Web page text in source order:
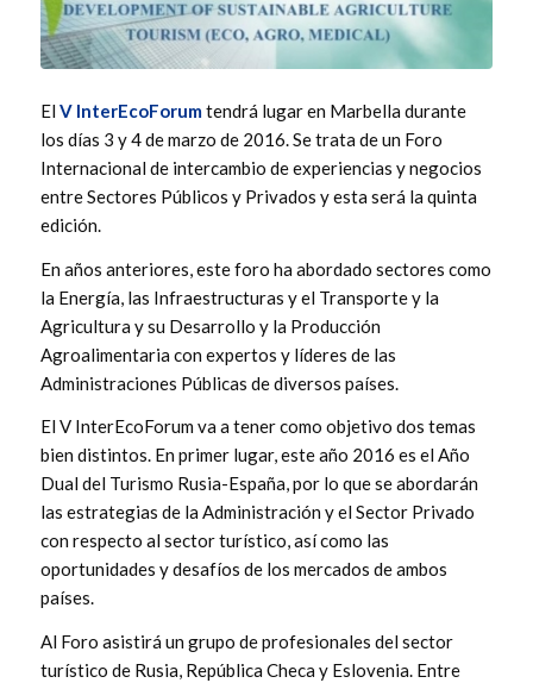
El V InterEcoForumtendrá lugar en Marbella durante
los días 3 y 4 de marzo de 2016. Se trata de un Foro
Internacional de intercambio de experiencias y negocios
entre Sectores Públicos y Privados y esta será la quinta
edición.
En años anteriores, este foro ha abordado sectores como
la Energía, las Infraestructuras y el Transporte y la
Agricultura y su Desarrollo y la Producción
Agroalimentaria con expertos y líderes de las
Administraciones Públicas de diversos países.
El V InterEcoForum va a tener como objetivo dos temas
bien distintos. En primer lugar, este año 2016 es el Año
Dual del Turismo Rusia-España, por lo que se abordarán
las estrategias de la Administración y el Sector Privado
con respecto al sector turístico, así como las
oportunidades y desafíos de los mercados de ambos
países.
Al Foro asistirá un grupo de profesionales del sector
turístico de Rusia, República Checa y Eslovenia. Entre